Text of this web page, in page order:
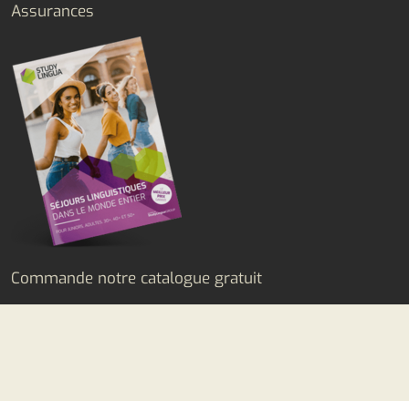
Assurances
Commande notre catalogue gratuit